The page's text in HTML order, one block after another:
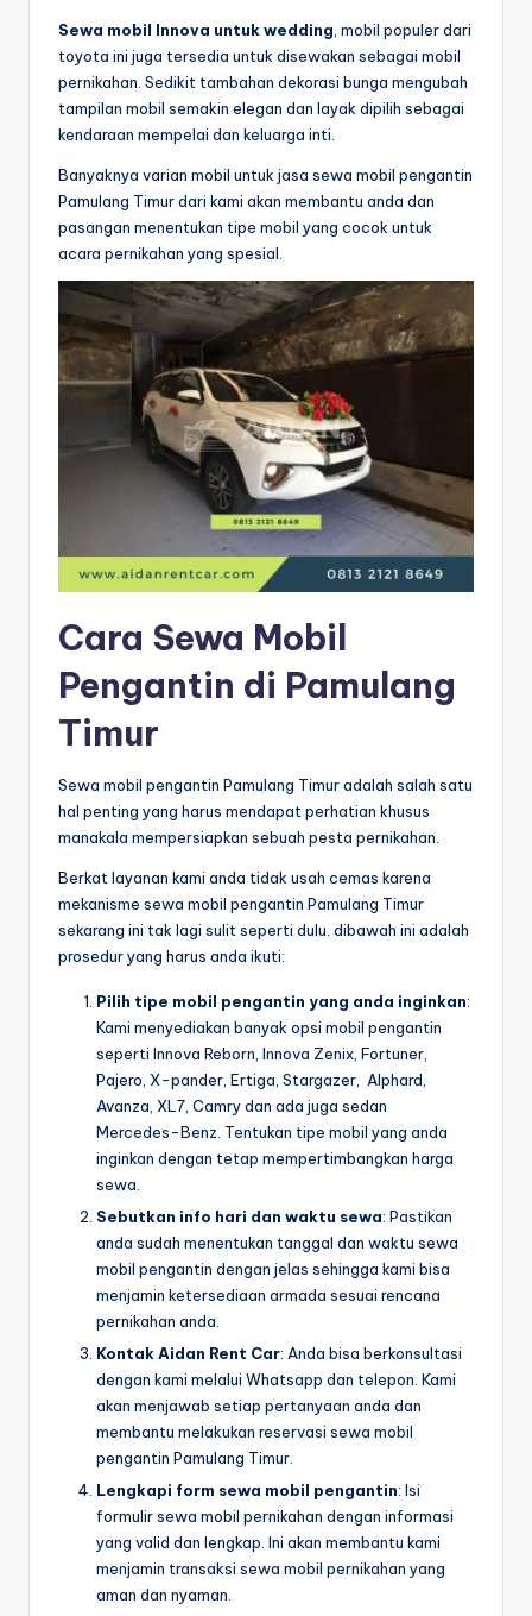
Sewa mobil Innova untuk wedding , mobil populer dari
toyota ini juga tersedia untuk disewakan sebagai mobil
pernikahan. Sedikit tambahan dekorasi bunga mengubah
tampilan mobil semakin elegan dan layak dipilih sebagai
kendaraan mempelai dan keluarga inti.
Banyaknya varian mobil untuk jasa sewa mobil pengantin
Pamulang Timur dari kami akan membantu anda dan
pasangan menentukan tipe mobil yang cocok untuk
acara pernikahan yang spesial.
Cara Sewa Mobil
Pengantin di Pamulang
Timur
Sewa mobil pengantin Pamulang Timur adalah salah satu
hal penting yang harus mendapat perhatian khusus
manakala mempersiapkan sebuah pesta pernikahan.
Berkat layanan kami anda tidak usah cemas karena
mekanisme sewa mobil pengantin Pamulang Timur
sekarang ini tak lagi sulit seperti dulu. dibawah ini adalah
prosedur yang harus anda ikuti:
Pilih tipe mobil pengantin yang anda inginkan:
Kami menyediakan banyak opsi mobil pengantin
seperti Innova Reborn, Innova Zenix, Fortuner,
Pajero, X-pander, Ertiga, Stargazer, Alphard,
Avanza, XL7, Camry dan ada juga sedan
Mercedes-Benz. Tentukan tipe mobil yang anda
inginkan dengan tetap mempertimbangkan harga
sewa.
Sebutkan info hari dan waktu sewa: Pastikan
anda sudah menentukan tanggal dan waktu sewa
mobil pengantin dengan jelas sehingga kami bisa
menjamin ketersediaan armada sesuai rencana
pernikahan anda.
Kontak Aidan Rent Car: Anda bisa berkonsultasi
dengan kami melalui Whatsapp dan telepon. Kami
akan menjawab setiap pertanyaan anda dan
membantu melakukan reservasi sewa mobil
pengantin Pamulang Timur.
Lengkapi form sewa mobil pengantin: Isi
formulir sewa mobil pernikahan dengan informasi
yang valid dan lengkap. Ini akan membantu kami
menjamin transaksi sewa mobil pernikahan yang
aman dan nyaman.